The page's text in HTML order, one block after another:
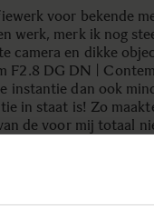
voor bekende
werk, merk ik nog
camera en dikke
F2.8 DG DN |
instantie dan ook
in staat is! Zo
de voor mij totaal